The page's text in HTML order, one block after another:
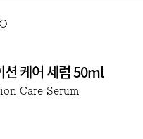
션 케어 세럼 50ml
Care Serum